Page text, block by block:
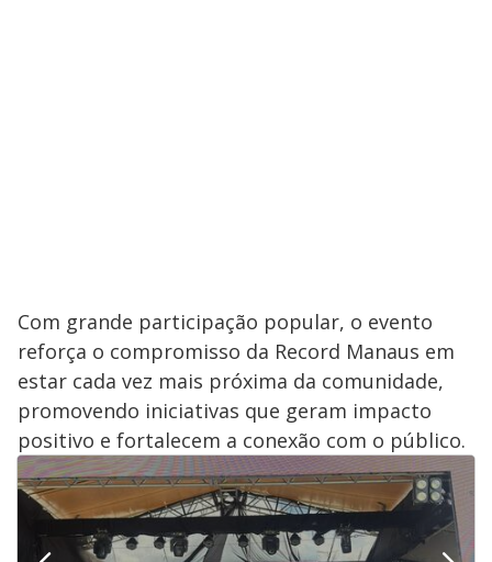
Com grande participação popular, o evento
reforça o compromisso da Record Manaus em
estar cada vez mais próxima da comunidade,
promovendo iniciativas que geram impacto
positivo e fortalecem a conexão com o público.